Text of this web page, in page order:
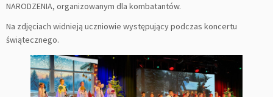
NARODZENIA, organizowanym dla kombatantów.
Na zdjęciach widnieją uczniowie występujący podczas koncertu
świątecznego.